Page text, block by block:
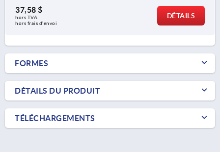
37,58 $
hors TVA
hors frais d’envoi
DÉTAILS
FORMES
DÉTAILS DU PRODUIT
TÉLÉCHARGEMENTS